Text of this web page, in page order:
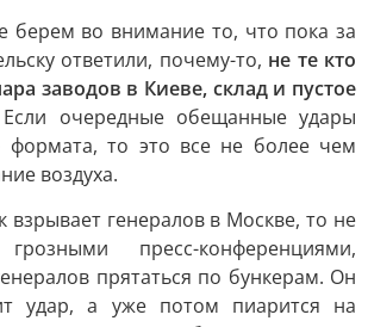
во внимание то, что пока за
ответили, почему-то, не те кто
заводов в Киеве, склад и пустое
Если очередные обещанные удары
формата, то это все не более чем
воздуха.
взрывает генералов в Москве, то не
пресс-конференциями,
прятаться по бункерам. Он
удар, а уже потом пиарится на